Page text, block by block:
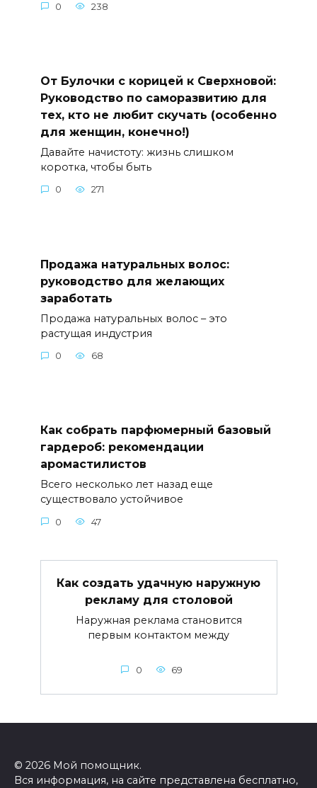
0 238
От Булочки с корицей к Сверхновой:
Руководство по саморазвитию для
тех, кто не любит скучать (особенно
для женщин, конечно!)
Давайте начистоту: жизнь слишком
коротка, чтобы быть
0 271
Продажа натуральных волос:
руководство для желающих
заработать
Продажа натуральных волос – это
растущая индустрия
0 68
Как собрать парфюмерный базовый
гардероб: рекомендации
аромастилистов
Всего несколько лет назад еще
существовало устойчивое
0 47
Как создать удачную наружную
рекламу для столовой
Наружная реклама становится
первым контактом между
0 69
© 2026 Мой помощник.
Вся информация, на сайте представлена бесплатно,